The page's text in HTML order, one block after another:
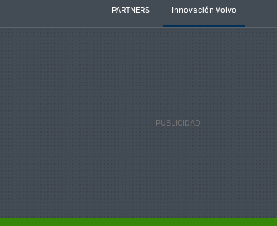
PARTNERS Innovación Volvo